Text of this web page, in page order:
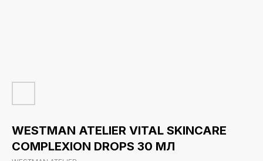
WESTMAN ATELIER VITAL SKINCARE
COMPLEXION DROPS 30 МЛ